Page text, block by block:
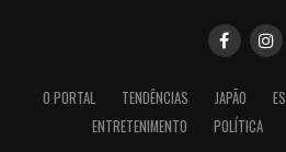
O PORTAL TENDÊNCIAS JAPÃO
ENTRETENIMENTO
POLÍTICA